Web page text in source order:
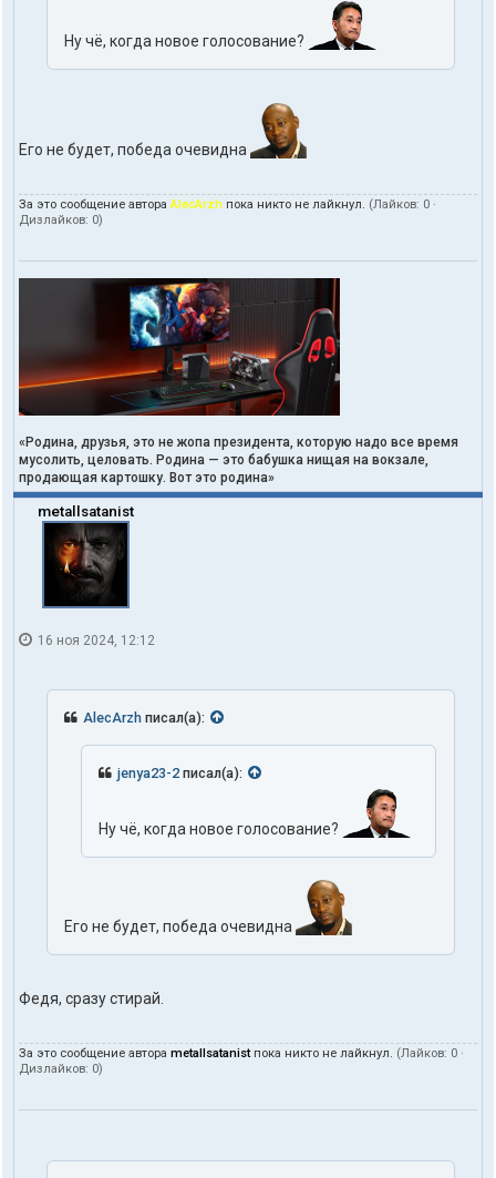
Ну чё, когда новое голосование?
Его не будет, победа очевидна
За это сообщение автораAlecArzh пока никто не лайкнул. (Лайков: 0 ·
Дизлайков: 0)
«Родина, друзья, это не жопа президента, которую надо все время
мусолить, целовать. Родина — это бабушка нищая на вокзале,
продающая картошку. Вот это родина»
metallsatanist
16 ноя 2024, 12:12
AlecArzh писал(а):
jenya23-2 писал(а):
Ну чё, когда новое голосование?
Его не будет, победа очевидна
Федя, сразу стирай.
За это сообщение автора metallsatanistпока никто не лайкнул. (Лайков: 0 ·
Дизлайков: 0)